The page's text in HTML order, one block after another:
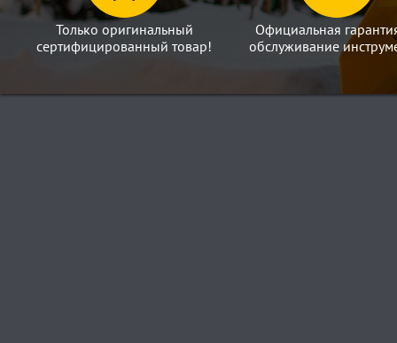
Только оригинальный
сертифицированный товар!
Официальная
обслуживание